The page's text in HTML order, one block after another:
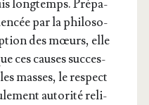
long­temps. Pré­pa­
par la phi­lo­so­
des mœurs, elle
ces causes suc­ces­
masses, le res­pect
auto­ri­té reli­